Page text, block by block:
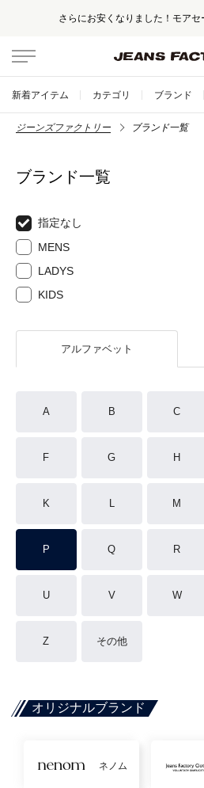
さらにお安くなりました！モアセ
新着アイテム カテゴリ ブランド
ジーンズファクトリー ブランド一覧
ブランド一覧
指定なし
MENS
LADYS
KIDS
アルファベット
A B C
F G H
K L M
P Q R
U V W
Z その他
オリジナルブランド
ネノム